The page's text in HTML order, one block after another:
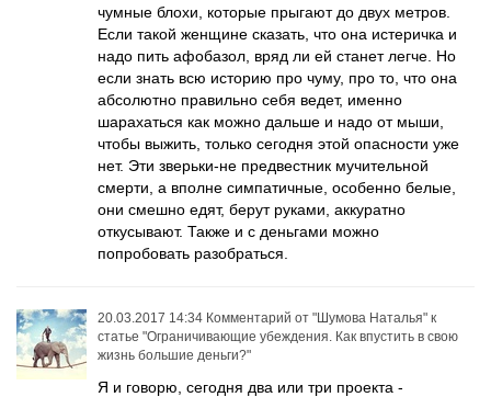
чумные блохи, которые прыгают до двух метров.
Если такой женщине сказать, что она истеричка и
надо пить афобазол, вряд ли ей станет легче. Но
если знать всю историю про чуму, про то, что она
абсолютно правильно себя ведет, именно
шарахаться как можно дальше и надо от мыши,
чтобы выжить, только сегодня этой опасности уже
нет. Эти зверьки-не предвестник мучительной
смерти, а вполне симпатичные, особенно белые,
они смешно едят, берут руками, аккуратно
откусывают. Также и с деньгами можно
попробовать разобраться.
20.03.2017 14:34 Комментарий от "Шумова Наталья" к
статье "Ограничивающие убеждения. Как впустить в свою
жизнь большие деньги?"
Я и говорю, сегодня два или три проекта -